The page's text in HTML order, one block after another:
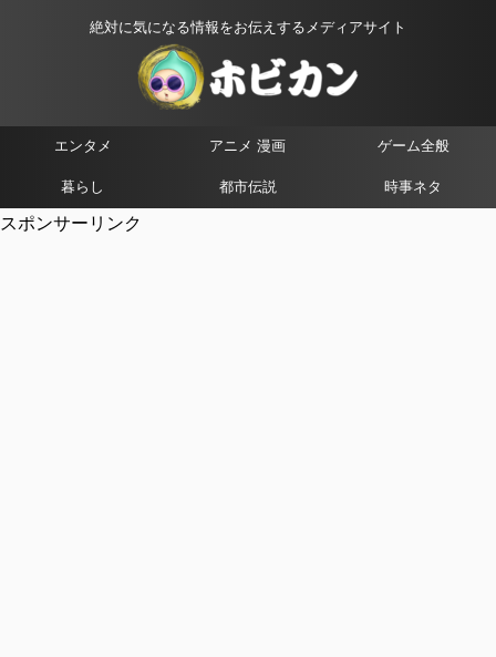
絶対に気になる情報をお伝えするメディアサイト
エンタメ アニメ 漫画 ゲーム全般
暮らし 都市伝説 時事ネタ
スポンサーリンク